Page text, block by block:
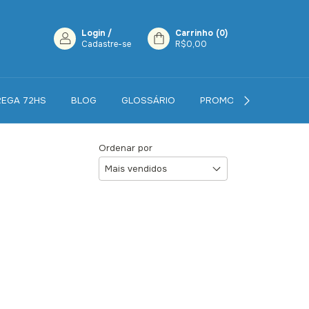
Login /
Cadastre-se
Carrinho (0)
R$0,00
72HS BLOG GLOSSÁRIO PROMOÇÕES
Ordenar por